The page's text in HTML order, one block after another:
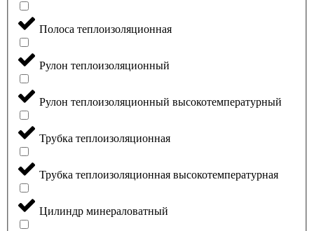
Полоса теплоизоляционная
Рулон теплоизоляционный
Рулон теплоизоляционный высокотемпературный
Трубка теплоизоляционная
Трубка теплоизоляционная высокотемпературная
Цилиндр минераловатный